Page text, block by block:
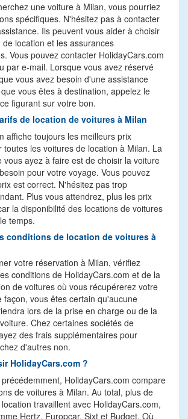
une voiture à Milan, vous pourriez
spécifiques. N'hésitez pas à contacter
Ils peuvent vous aider à choisir
location et les assurances
Vous pouvez contacter HolidayCars.com
par e-mail. Lorsque vous avez réservé
vous avez besoin d'une assistance
vous êtes à destination, appelez le
figurant sur votre bon.
de location de voitures à Milan
affiche toujours les meilleurs prix
toutes les voitures de location à Milan. La
vous ayez à faire est de choisir la voiture
pour votre voyage. Vous pouvez
est correct. N'hésitez pas trop
Plus vous attendrez, plus les prix
la disponibilité des locations de voitures
temps.
conditions de location de voitures à
votre réservation à Milan, vérifiez
conditions de HolidayCars.com et de la
de voitures où vous récupérerez votre
façon, vous êtes certain qu'aucune
lors de la prise en charge ou de la
Chez certaines sociétés de
des frais supplémentaires pour
d'autres non.
HolidayCars.com ?
HolidayCars.com compare
de voitures à Milan. Au total, plus de
travaillent avec HolidayCars.com,
Hertz, Europcar, Sixt et Budget. Où